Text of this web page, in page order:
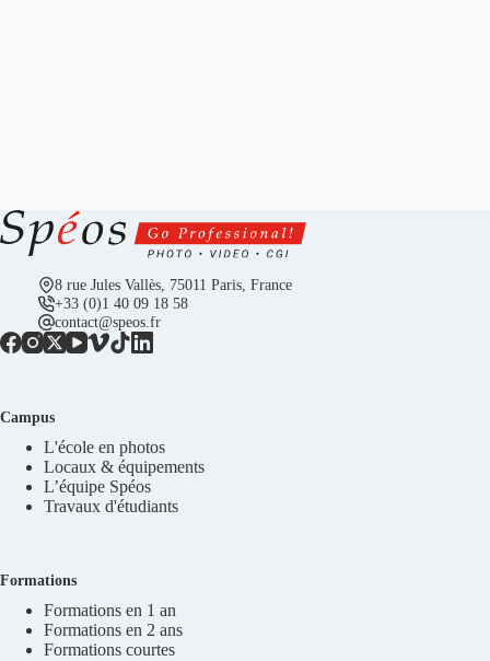
8 rue Jules Vallès, 75011 Paris, France
+33 (0)1 40 09 18 58
contact@speos.fr
Campus
L'école en photos
Locaux & équipements
L’équipe Spéos
Travaux d'étudiants
Formations
Formations en 1 an
Formations en 2 ans
Formations courtes